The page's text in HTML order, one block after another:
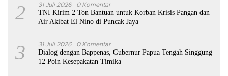
2 31 Juli 2026 0 Komentar
TNI Kirim 2 Ton Bantuan untuk Korban Krisis Pangan dan
Air Akibat El Nino di Puncak Jaya
3 31 Juli 2026 0 Komentar
Dialog dengan Bappenas, Gubernur Papua Tengah Singgung
12 Poin Kesepakatan Timika